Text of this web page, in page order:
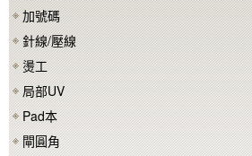
加號碼
針線/壓線
燙工
局部UV
Pad本
閘圓角